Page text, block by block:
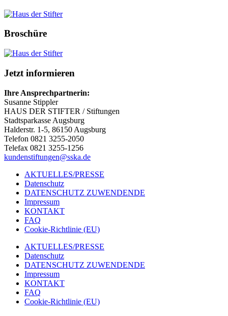
Broschüre
Jetzt informieren
Ihre Ansprechpartnerin:
Susanne Stippler
HAUS DER STIFTER / Stiftungen
Stadtsparkasse Augsburg
Halderstr. 1-5, 86150 Augsburg
Telefon 0821 3255-2050
Telefax 0821 3255-1256
kundenstiftungen@sska.de
AKTUELLES/PRESSE
Datenschutz
DATENSCHUTZ ZUWENDENDE
Impressum
KONTAKT
FAQ
Cookie-Richtlinie (EU)
AKTUELLES/PRESSE
Datenschutz
DATENSCHUTZ ZUWENDENDE
Impressum
KONTAKT
FAQ
Cookie-Richtlinie (EU)